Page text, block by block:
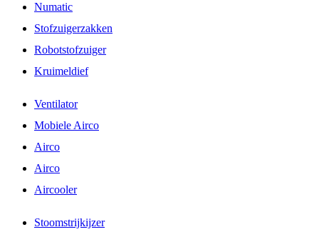
Numatic
Stofzuigerzakken
Robotstofzuiger
Kruimeldief
Ventilator
Mobiele Airco
Airco
Airco
Aircooler
Stoomstrijkijzer